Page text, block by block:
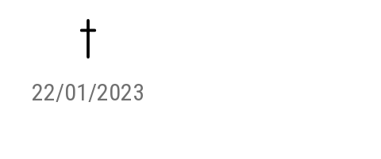
22/01/2023